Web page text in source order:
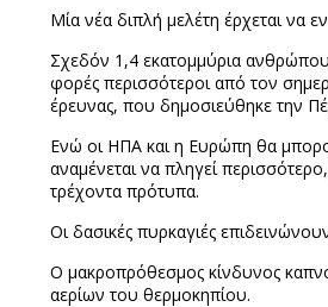
Μία νέα διπλή μελέτη έρχεται να
Σχεδόν 1,4 εκατομμύρια
φορές περισσότεροι από τον
έρευνας, που δημοσιεύθηκε την
Ενώ οι ΗΠΑ και η Ευρώπη θα
αναμένεται να πληγεί
τρέχοντα πρότυπα.
Οι δασικές πυρκαγιές
Ο μακροπρόθεσμος κίνδυνος
αερίων του θερμοκηπίου.